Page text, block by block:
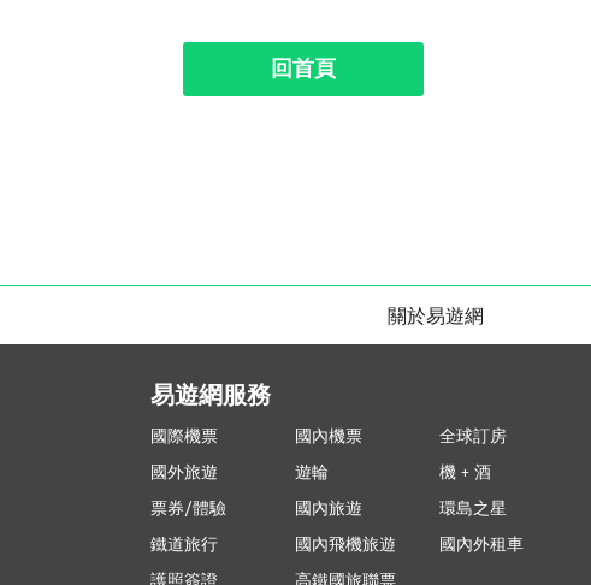
回首頁
關於易遊網
易遊網服務
國際機票 國內機票
全球訂房
國外旅遊
遊輪
機 + 酒
票券/體驗
國內旅遊
環島之星
鐵道旅行
國內飛機旅遊
國內外租車
護照簽證
高鐵國旅聯票